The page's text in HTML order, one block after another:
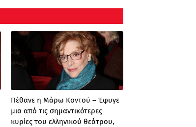
Πέθανε η Μάρω Κοντού – Έφυγε
μια από τις σημαντικότερες
κυρίες του ελληνικού θεάτρου,